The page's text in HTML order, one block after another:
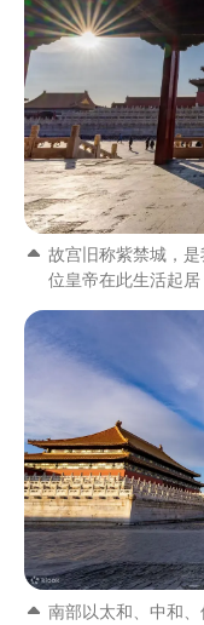
故宫旧称紫禁城，
位皇帝在此生活起
南部以太和、中和